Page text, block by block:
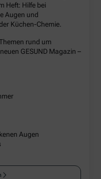
Heft: Hilfe bei
Augen und
Küchen-Chemie.
rund um
GESUND Magazin –
Augen